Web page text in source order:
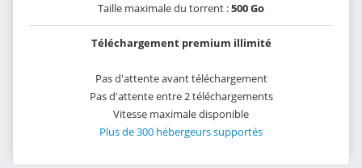
Taille maximale du torrent :500 Go
Téléchargement premium illimité
Pas d'attente avant téléchargement
Pas d'attente entre 2 téléchargements
Vitesse maximale disponible
Plus de 300 hébergeurs supportés